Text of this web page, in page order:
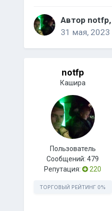
Автор notfp,
31 мая, 2023
notfp
Кашира
Пользователь
Сообщений:479
Репутация:
220
ТОРГОВЫЙ РЕЙТИНГ 0%